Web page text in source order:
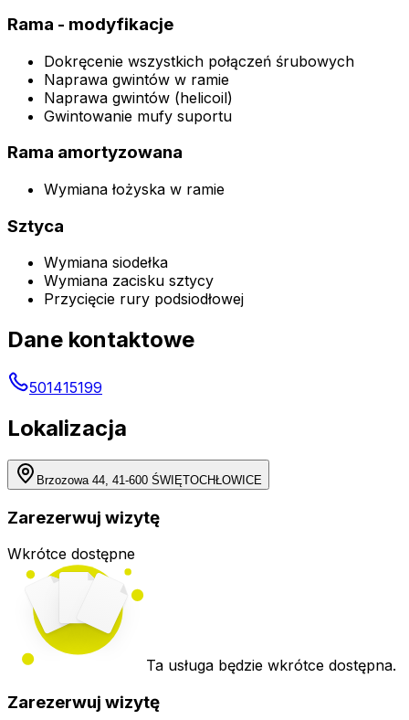
Rama - modyfikacje
Dokręcenie wszystkich połączeń śrubowych
Naprawa gwintów w ramie
Naprawa gwintów (helicoil)
Gwintowanie mufy suportu
Rama amortyzowana
Wymiana łożyska w ramie
Sztyca
Wymiana siodełka
Wymiana zacisku sztycy
Przycięcie rury podsiodłowej
Dane kontaktowe
501415199
Lokalizacja
Brzozowa 44, 41-600 ŚWIĘTOCHŁOWICE
Zarezerwuj wizytę
Wkrótce dostępne
Ta usługa będzie wkrótce dostępna.
Zarezerwuj wizytę